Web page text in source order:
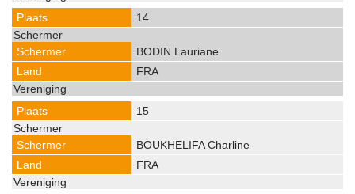
14
BODIN Lauriane
FRA
15
BOUKHELIFA Charline
FRA